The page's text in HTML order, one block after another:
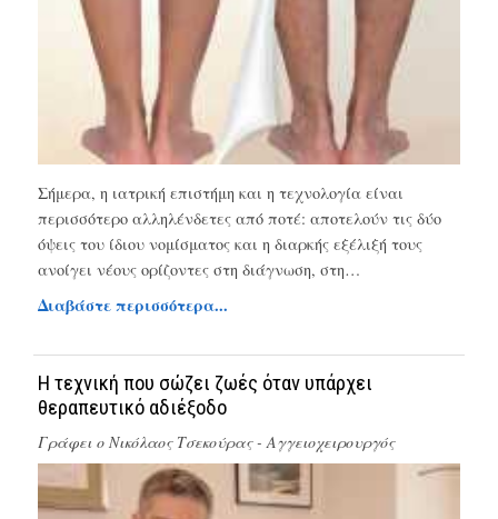
Σήμερα, η ιατρική επιστήμη και η τεχνολογία είναι
περισσότερο αλληλένδετες από ποτέ: αποτελούν τις δύο
όψεις του ίδιου νομίσματος και η διαρκής εξέλιξή τους
ανοίγει νέους ορίζοντες στη διάγνωση, στη…
Διαβάστε περισσότερα...
Η τεχνική που σώζει ζωές όταν υπάρχει
θεραπευτικό αδιέξοδο
Γράφει οΝικόλαος Τσεκούρας - Αγγειοχειρουργός